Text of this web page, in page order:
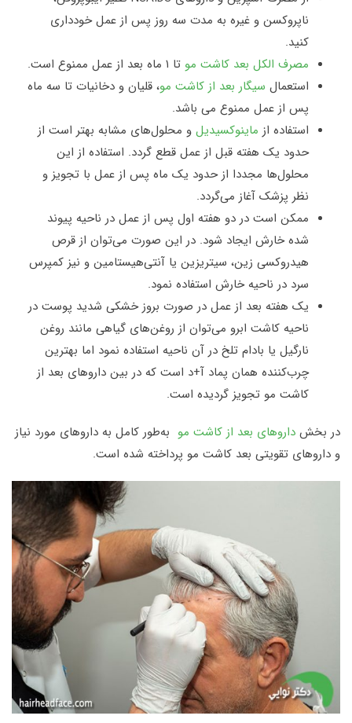
ناپروکسن و غیره به مدت سه روز پس از عمل خودداری
کنید.
مصرف الکل بعد کاشت مو تا ۱ ماه بعد از عمل ممنوع است
.
استعمال سیگار بعد از کاشت مو، قلیان و دخانیات تا سه ماه
پس از عمل ممنوع می باشد.
استفاده از ماینوکسیدیل و محلول‌های مشابه بهتر است از
حدود یک هفته قبل از عمل قطع گردد. استفاده از این
محلول‌ها مجددا از حدود یک ماه پس از عمل با تجویز و
نظر پزشک آغاز می‌گردد.
ممکن است در دو هفته اول پس از عمل در ناحیه پیوند
شده خارش ایجاد شود. در این صورت می‌توان از قرص
هیدروکسی زین، سیتریزین یا آنتی‌هیستامین و نیز کمپرس
سرد در ناحیه خارش استفاده نمود.
یک هفته بعد از عمل در صورت بروز خشکی شدید پوست در
ناحیه کاشت ابرو می‌توان از روغن‌های گیاهی مانند روغن
نارگیل یا بادام تلخ در آن ناحیه استفاده نمود اما بهترین
چرب‌کننده‌ همان پماد آ+د است که در بین داروهای بعد از
کاشت مو تجویز گردیده است.
در بخش داروهای بعد از کاشت مو به‌طور کامل به داروهای مورد نیاز
و داروهای تقویتی بعد کاشت مو پرداخته شده است.